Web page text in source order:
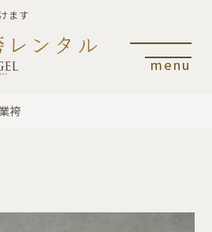
ます
menu
袴